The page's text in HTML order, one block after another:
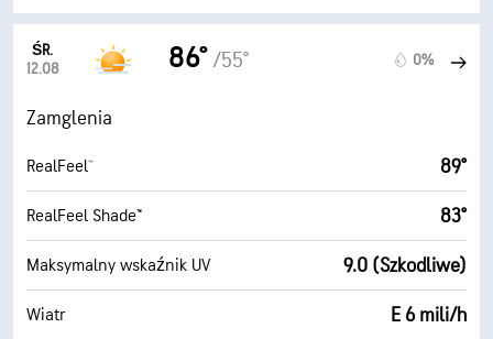
ŚR.
12.08
86° /55° 0%
Zamglenia
RealFeel® 89°
RealFeel Shade™ 83°
Maksymalny wskaźnik UV 9.0 (Szkodliwe)
Wiatr E 6 mili/h